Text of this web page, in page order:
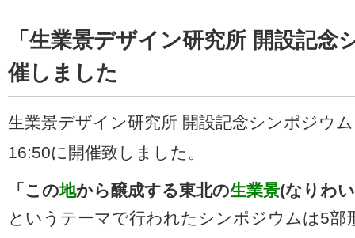
「生業景デザイン研究所 開設記念
催しました
生業景デザイン研究所 開設記念シンポジウ
16:50に開催致しました。
「この地から醸成する東北の生業景(なりわ
というテーマで行われたシンポジウムは5部